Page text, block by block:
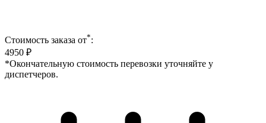
Стоимость заказа от*:
4950 ₽
*Окончательную стоимость перевозки уточняйте у
диспетчеров.